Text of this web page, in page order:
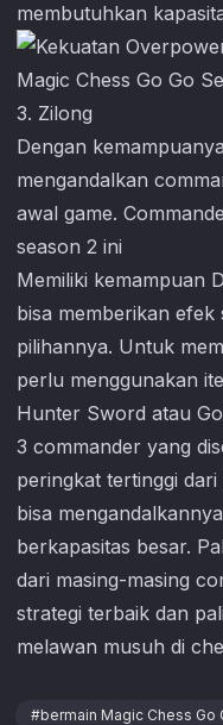
membutuhkan
3. Zilong
Dengan
mengandalkan
awal game.
season 2 ini
Memiliki kemampuan
bisa memberikan efek
pilihannya. Untuk
perlu menggunakan
Hunter Sword atau
3 commander yang
peringkat tertinggi
bisa
berkapasitas besar.
dari masing-masing
strategi terbaik dan
melawan musuh di
#bermain Magic Chess Go